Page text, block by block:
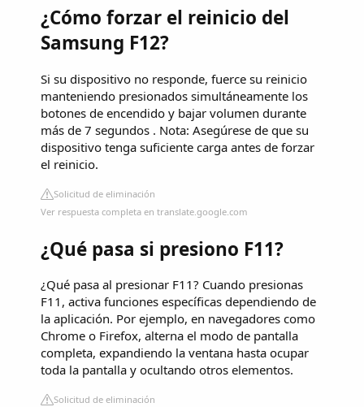
¿Cómo forzar el reinicio del
Samsung F12?
Si su dispositivo no responde, fuerce su reinicio
manteniendo presionados simultáneamente los
botones de encendido y bajar volumen durante
más de 7 segundos . Nota: Asegúrese de que su
dispositivo tenga suficiente carga antes de forzar
el reinicio.
Solicitud de eliminación
Ver respuesta completa en translate.google.com
¿Qué pasa si presiono F11?
¿Qué pasa al presionar F11? Cuando presionas
F11, activa funciones específicas dependiendo de
la aplicación. Por ejemplo, en navegadores como
Chrome o Firefox, alterna el modo de pantalla
completa, expandiendo la ventana hasta ocupar
toda la pantalla y ocultando otros elementos.
Solicitud de eliminación